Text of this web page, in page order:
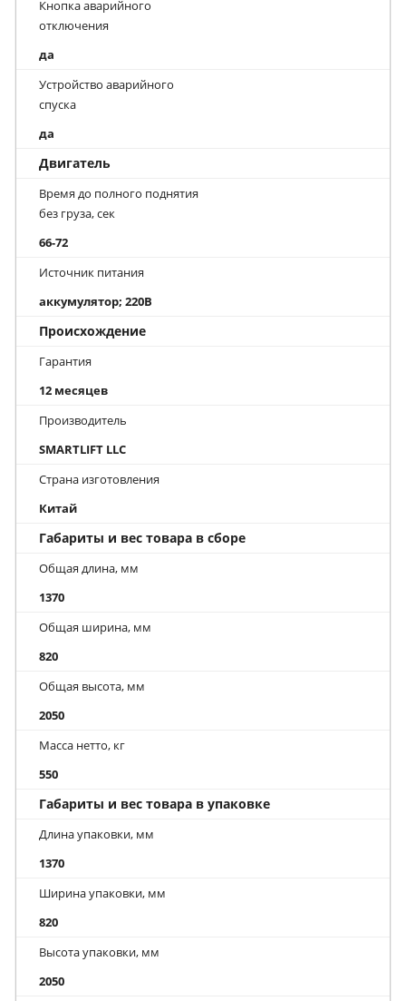
Кнопка аварийного
отключения
да
Устройство аварийного
спуска
да
Двигатель
Время до полного поднятия
без груза, сек
66-72
Источник питания
аккумулятор; 220В
Происхождение
Гарантия
12 месяцев
Производитель
SMARTLIFT LLC
Страна изготовления
Китай
Габариты и вес товара в сборе
Общая длина, мм
1370
Общая ширина, мм
820
Общая высота, мм
2050
Масса нетто, кг
550
Габариты и вес товара в упаковке
Длина упаковки, мм
1370
Ширина упаковки, мм
820
Высота упаковки, мм
2050